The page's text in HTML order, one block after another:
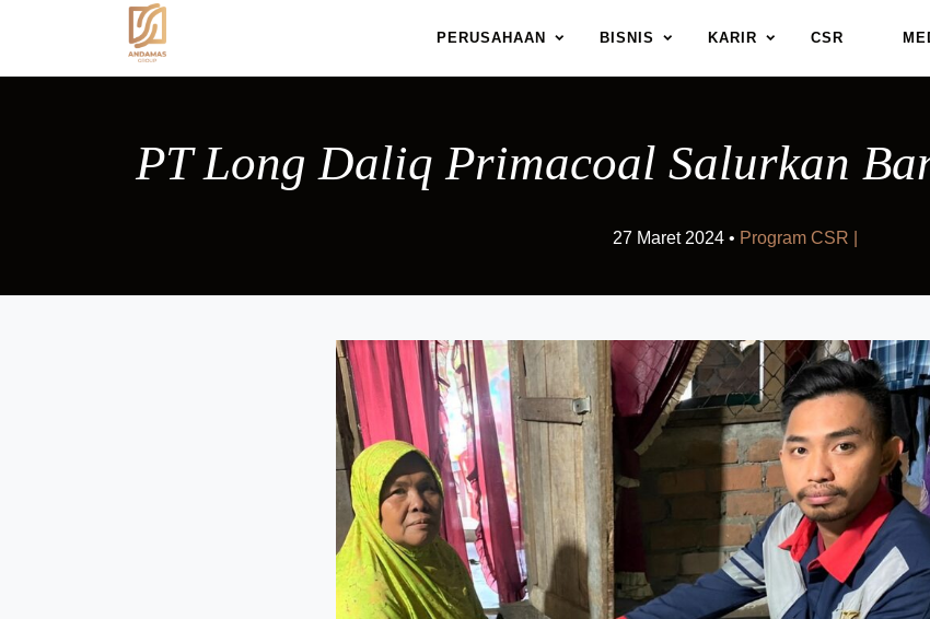
PERUSAHAAN BISNIS KARIR CSR
PT Long Daliq Primacoal Salurkan
27 Maret 2024 • Program CSR |